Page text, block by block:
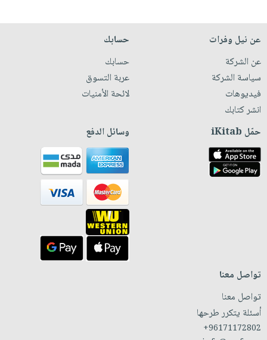
عن نيل وفرات
عن الشركة
سياسة الشركة
فيديوهات
انشر كتابك
حسابك
حسابك
عربة التسوق
لائحة الأمنيات
حمّل iKitab وسائل الدفع
تواصل معنا
تواصل معنا
أسئلة يتكرر طرحها
+96171172802